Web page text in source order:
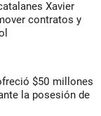
Xavier
contratos y
$50 millones
la posesión de